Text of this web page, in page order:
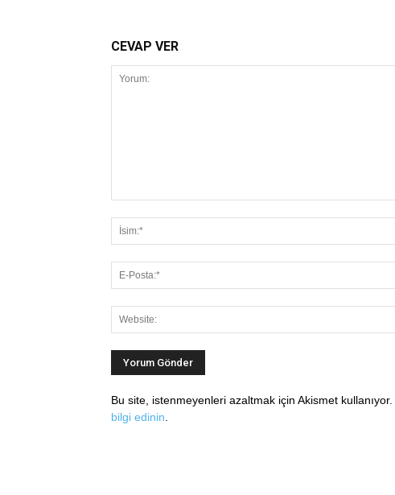
CEVAP VER
Bu site, istenmeyenleri azaltmak için Akismet kullanıyor.
bilgi edinin